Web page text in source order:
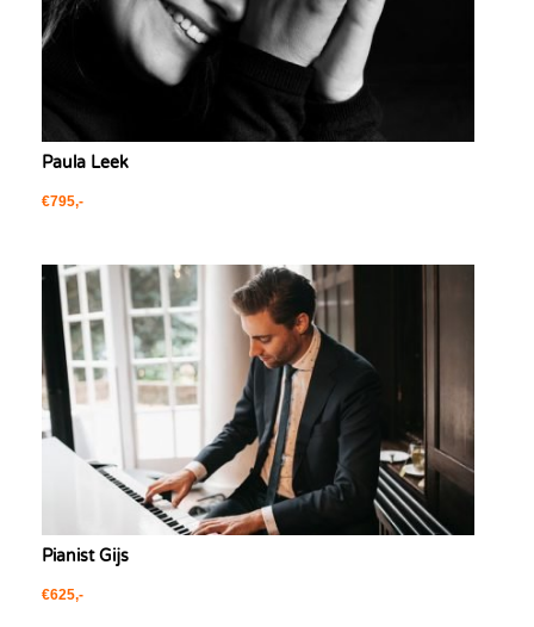
Paula Leek
€795,-
Pianist Gijs
€625,-